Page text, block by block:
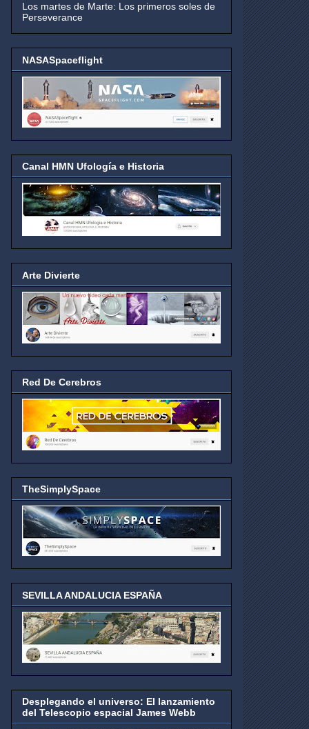
Los martes de Marte: Los primeros soles de
Perseverance
NASASpaceflight
Canal HMN Ufología e Historia
Arte Divierte
Red De Cerebros
TheSimplySpace
SEVILLA ANDALUCIA ESPAÑA
Desplegando el universo: El lanzamiento
del Telescopio espacial James Webb